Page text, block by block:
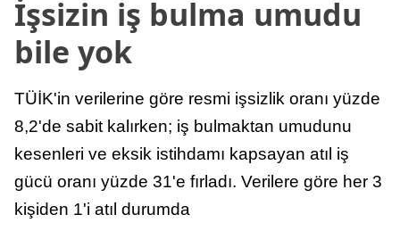
İşsizin iş bulma umudu
bile yok
TÜİK'in verilerine göre resmi işsizlik oranı yüzde
8,2'de sabit kalırken; iş bulmaktan umudunu
kesenleri ve eksik istihdamı kapsayan atıl iş
gücü oranı yüzde 31'e fırladı. Verilere göre her 3
kişiden 1'i atıl durumda